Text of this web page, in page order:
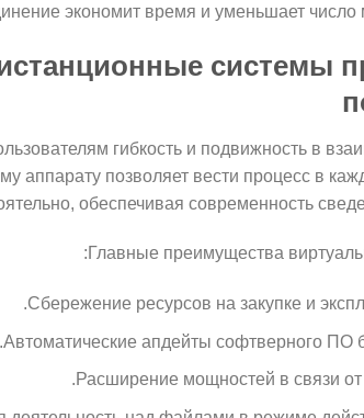
экономит время и уменьшает число
системы
гибкость и подвижность в
аппарату позволяет вести процесс в
обеспечивая современность
Главные преимущества
Сбережение ресурсов на закупке и
Автоматические апдейты софтверного ПО
Расширение мощностей в связи